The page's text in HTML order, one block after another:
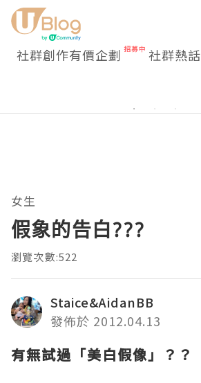
社群創作有價企劃 社群熱話
女生
假象的告白???
瀏覽次數:522
Staice&AidanBB
發佈於 2012.04.13
有無試過「美白假像」？？